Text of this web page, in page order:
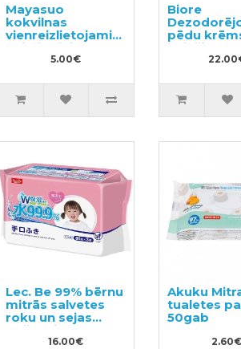
Mayasuo
kokvilnas
vienreizlietojamie
dvieļi sejai 60gab
5.00€
Biore
pēdu
vīriešiem
Lec. Be 99% bērnu
mitrās salvetes
roku un sejas
tīrīšanai 240gab
16.00€
Akuku
tualetes
50gab
2.60€